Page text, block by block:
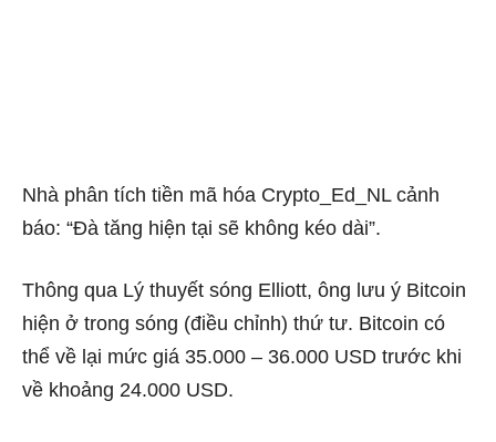
Nhà phân tích tiền mã hóa Crypto_Ed_NL cảnh
báo: “Đà tăng hiện tại sẽ không kéo dài”.
Thông qua Lý thuyết sóng Elliott, ông lưu ý Bitcoin
hiện ở trong sóng (điều chỉnh) thứ tư. Bitcoin có
thể về lại mức giá 35.000 – 36.000 USD trước khi
về khoảng 24.000 USD.